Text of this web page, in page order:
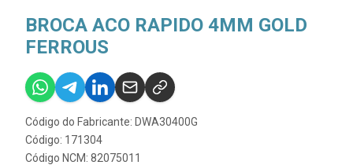
BROCA ACO RAPIDO 4MM GOLD
FERROUS
Código do Fabricante: DWA30400G
Código: 171304
Código NCM: 82075011